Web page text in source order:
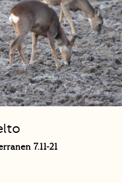
7.11-21